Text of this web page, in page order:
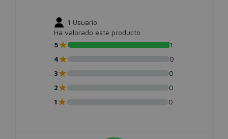
1 Usuario
Ha valorado este producto
5 ★
1
4 ★
0
3 ★
0
2 ★
0
1 ★ 0